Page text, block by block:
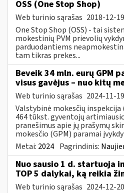
OSS (One Stop Shop)
Web turinio sąrašas 2018-12-19
One Stop Shop (OSS) - tai
mokestinių PVM prievolių
parduodantiems
tam tikras prekes...
Beveik 34 mln. eurų GPM
visus gavėjus – nuo kitų
Web turinio sąrašas 2024-11-19
Valstybinė mokesčių
464 tūkst. gyventojų
pranešimus apie jų prašymų
mokesčio (GPM) paramai
Metai: 2024 Pagrindinis:
Nuo sausio 1 d. startuoja
TOP 5 dalykai, ką reikia
Web turinio sąrašas 2024-12-20